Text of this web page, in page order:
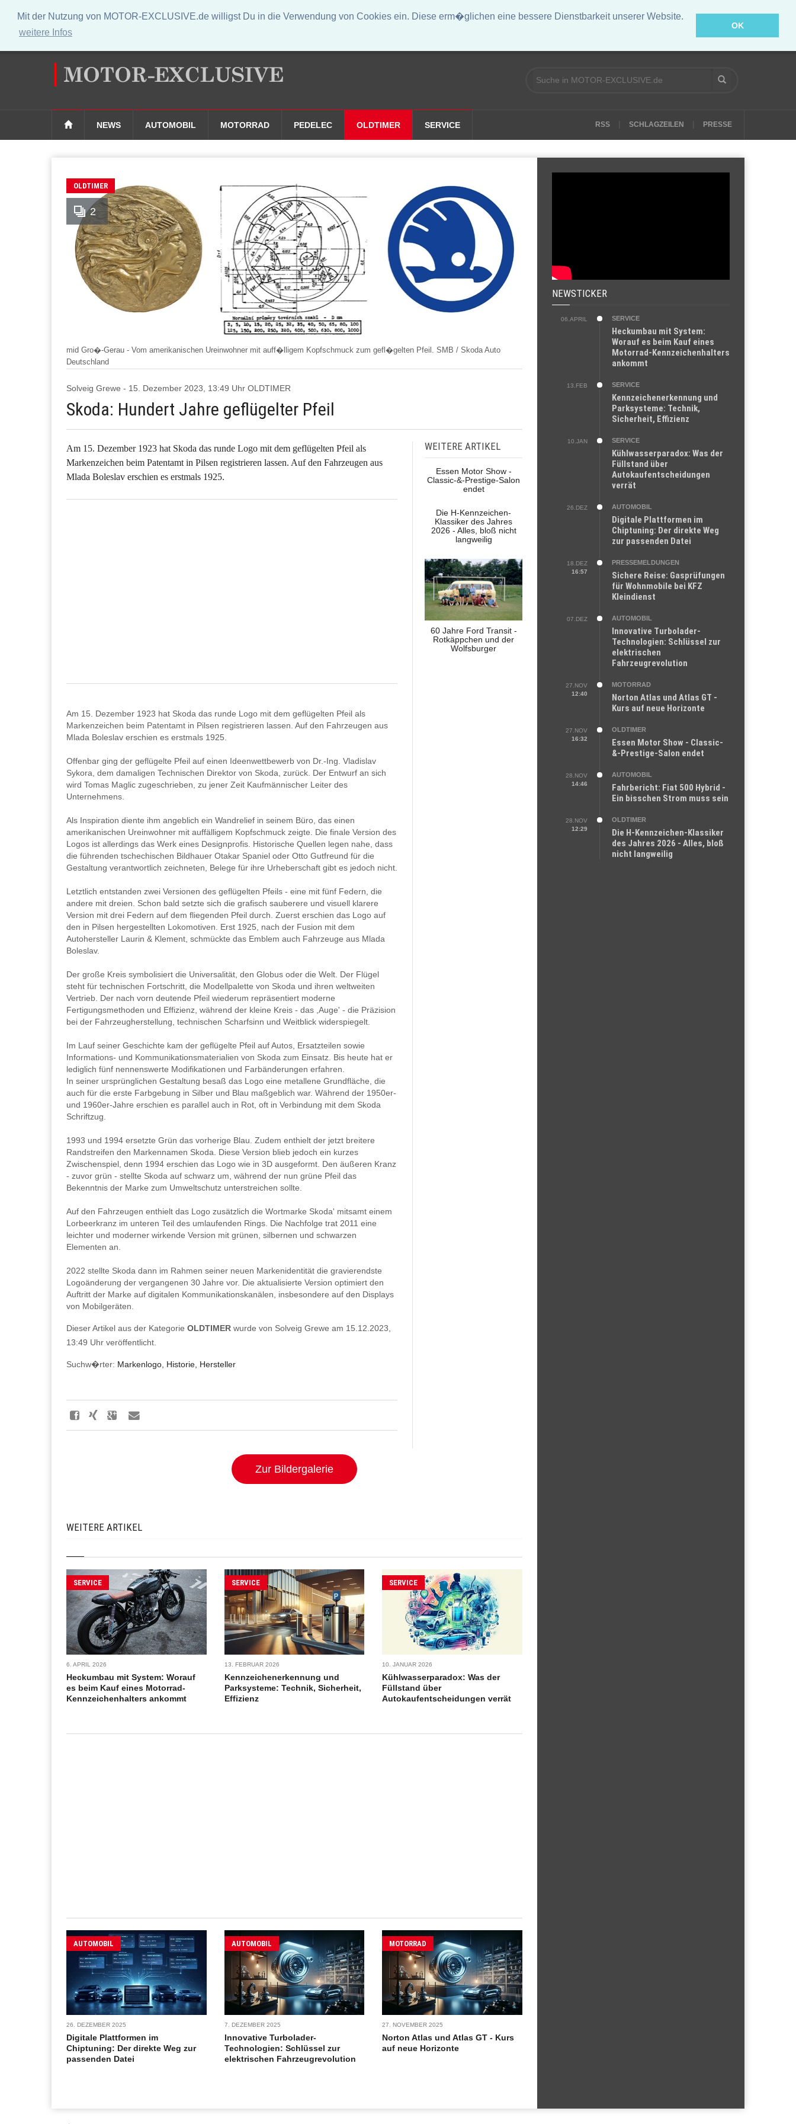
Mit der Nutzung von MOTOR-EXCLUSIVE.de willigst Du in die Verwendung von Cookies ein. Diese erm�glichen eine bessere Dienstbarkeit unserer Website.
weitere Infos
OK
NEWS AUTOMOBIL MOTORRAD PEDELEC OLDTIMER SERVICE RSS SCHLAGZEILEN PRESSE
2
mid Gro�-Gerau - Vom amerikanischen Ureinwohner mit auff�lligem Kopfschmuck zum gefl�gelten Pfeil. SMB / Skoda Auto
Deutschland
OLDTIMER
Solveig Grewe - 15. Dezember 2023, 13:49 Uhr OLDTIMER
Skoda: Hundert Jahre geflügelter Pfeil
Am 15. Dezember 1923 hat Skoda das runde Logo mit dem geflügelten Pfeil als
Markenzeichen beim Patentamt in Pilsen registrieren lassen. Auf den Fahrzeugen aus
Mlada Boleslav erschien es erstmals 1925.
Am 15. Dezember 1923 hat Skoda das runde Logo mit dem geflügelten Pfeil als
Markenzeichen beim Patentamt in Pilsen registrieren lassen. Auf den Fahrzeugen aus
Mlada Boleslav erschien es erstmals 1925.
Offenbar ging der geflügelte Pfeil auf einen Ideenwettbewerb von Dr.-Ing. Vladislav
Sykora, dem damaligen Technischen Direktor von Skoda, zurück. Der Entwurf an sich
wird Tomas Maglic zugeschrieben, zu jener Zeit Kaufmännischer Leiter des
Unternehmens.
Als Inspiration diente ihm angeblich ein Wandrelief in seinem Büro, das einen
amerikanischen Ureinwohner mit auffälligem Kopfschmuck zeigte. Die finale Version des
Logos ist allerdings das Werk eines Designprofis. Historische Quellen legen nahe, dass
die führenden tschechischen Bildhauer Otakar Spaniel oder Otto Gutfreund für die
Gestaltung verantwortlich zeichneten, Belege für ihre Urheberschaft gibt es jedoch nicht.
Letztlich entstanden zwei Versionen des geflügelten Pfeils - eine mit fünf Federn, die
andere mit dreien. Schon bald setzte sich die grafisch sauberere und visuell klarere
Version mit drei Federn auf dem fliegenden Pfeil durch. Zuerst erschien das Logo auf
den in Pilsen hergestellten Lokomotiven. Erst 1925, nach der Fusion mit dem
Autohersteller Laurin & Klement, schmückte das Emblem auch Fahrzeuge aus Mlada
Boleslav.
Der große Kreis symbolisiert die Universalität, den Globus oder die Welt. Der Flügel
steht für technischen Fortschritt, die Modellpalette von Skoda und ihren weltweiten
Vertrieb. Der nach vorn deutende Pfeil wiederum repräsentiert moderne
Fertigungsmethoden und Effizienz, während der kleine Kreis - das ,Auge' - die Präzision
bei der Fahrzeugherstellung, technischen Scharfsinn und Weitblick widerspiegelt.
Im Lauf seiner Geschichte kam der geflügelte Pfeil auf Autos, Ersatzteilen sowie
Informations- und Kommunikationsmaterialien von Skoda zum Einsatz. Bis heute hat er
lediglich fünf nennenswerte Modifikationen und Farbänderungen erfahren.
In seiner ursprünglichen Gestaltung besaß das Logo eine metallene Grundfläche, die
auch für die erste Farbgebung in Silber und Blau maßgeblich war. Während der 1950er-
und 1960er-Jahre erschien es parallel auch in Rot, oft in Verbindung mit dem Skoda
Schriftzug.
1993 und 1994 ersetzte Grün das vorherige Blau. Zudem enthielt der jetzt breitere
Randstreifen den Markennamen Skoda. Diese Version blieb jedoch ein kurzes
Zwischenspiel, denn 1994 erschien das Logo wie in 3D ausgeformt. Den äußeren Kranz
- zuvor grün - stellte Skoda auf schwarz um, während der nun grüne Pfeil das
Bekenntnis der Marke zum Umweltschutz unterstreichen sollte.
Auf den Fahrzeugen enthielt das Logo zusätzlich die Wortmarke Skoda' mitsamt einem
Lorbeerkranz im unteren Teil des umlaufenden Rings. Die Nachfolge trat 2011 eine
leichter und moderner wirkende Version mit grünen, silbernen und schwarzen
Elementen an.
2022 stellte Skoda dann im Rahmen seiner neuen Markenidentität die gravierendste
Logoänderung der vergangenen 30 Jahre vor. Die aktualisierte Version optimiert den
Auftritt der Marke auf digitalen Kommunikationskanälen, insbesondere auf den Displays
von Mobilgeräten.
Dieser Artikel aus der Kategorie OLDTIMER wurde von Solveig Grewe am 15.12.2023,
13:49 Uhr veröffentlicht.
Suchw�rter: Markenlogo, Historie, Hersteller
WEITERE ARTIKEL
Essen Motor Show -
Classic-&-Prestige-Salon
endet
Die H-Kennzeichen-
Klassiker des Jahres
2026 - Alles, bloß nicht
langweilig
60 Jahre Ford Transit -
Rotkäppchen und der
Wolfsburger
Zur Bildergalerie
WEITERE ARTIKEL
SERVICE
6. APRIL 2026
Heckumbau mit System: Worauf
es beim Kauf eines Motorrad-
Kennzeichenhalters ankommt
SERVICE
13. FEBRUAR 2026
Kennzeichenerkennung und
Parksysteme: Technik, Sicherheit,
Effizienz
SERVICE
10. JANUAR 2026
Kühlwasserparadox: Was der
Füllstand über
Autokaufentscheidungen verrät
AUTOMOBIL
26. DEZEMBER 2025
Digitale Plattformen im
Chiptuning: Der direkte Weg zur
passenden Datei
AUTOMOBIL
7. DEZEMBER 2025
Innovative Turbolader-
Technologien: Schlüssel zur
elektrischen Fahrzeugrevolution
MOTORRAD
27. NOVEMBER 2025
Norton Atlas und Atlas GT - Kurs
auf neue Horizonte
NEWSTICKER
06.APRIL SERVICE
Heckumbau mit System:
Worauf es beim Kauf eines
Motorrad-Kennzeichenhalters
ankommt
13.FEB SERVICE
Kennzeichenerkennung und
Parksysteme: Technik,
Sicherheit, Effizienz
10.JAN SERVICE
Kühlwasserparadox: Was der
Füllstand über
Autokaufentscheidungen
verrät
26.DEZ AUTOMOBIL
Digitale Plattformen im
Chiptuning: Der direkte Weg
zur passenden Datei
18.DEZ
16:57
PRESSEMELDUNGEN
Sichere Reise: Gasprüfungen
für Wohnmobile bei KFZ
Kleindienst
07.DEZ AUTOMOBIL
Innovative Turbolader-
Technologien: Schlüssel zur
elektrischen
Fahrzeugrevolution
27.NOV
12:40
MOTORRAD
Norton Atlas und Atlas GT -
Kurs auf neue Horizonte
27.NOV
16:32
OLDTIMER
Essen Motor Show - Classic-
&-Prestige-Salon endet
28.NOV
14:46
AUTOMOBIL
Fahrbericht: Fiat 500 Hybrid -
Ein bisschen Strom muss sein
28.NOV
12:29
OLDTIMER
Die H-Kennzeichen-Klassiker
des Jahres 2026 - Alles, bloß
nicht langweilig